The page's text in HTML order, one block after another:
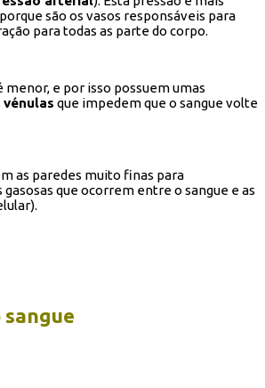
são os vasos responsáveis para
para todas as parte do corpo.
menor, e por isso possuem umas
vénulas que impedem que o sangue volte
as paredes muito finas para
que ocorrem entre o sangue e as
sangue